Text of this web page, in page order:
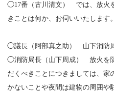
◯17番（古川清文） では、放火
きことは何か、お伺いいたします。
◯議長（阿部真之助） 山下消防
◯消防局長（山下周成） 放火を
だくべきことにつきましては、家
かないことや夜間は建物の周囲や